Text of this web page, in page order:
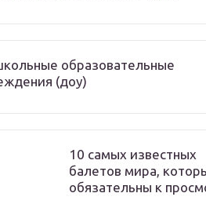
образовательные
(доу)
10 самых известных
балетов мира,
обязательны к